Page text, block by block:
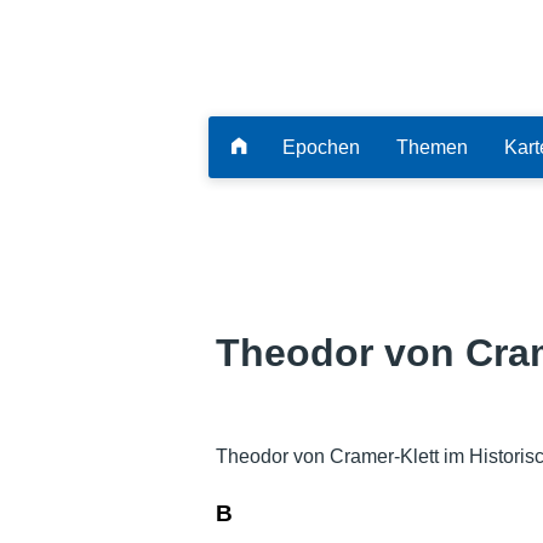
Epochen Themen
Theodor von
Theodor von Cramer-Klett im
B